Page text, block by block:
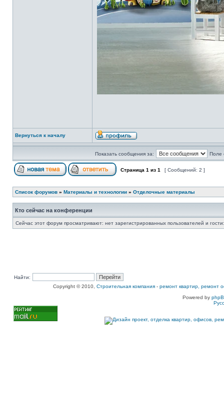
Вернуться к началу
Показать сообщения за: Поле
Страница 1 из 1 [ Сообщений: 2 ]
Список форумов » Материалы и технологии » Отделочные материалы
Кто сейчас на конференции
Сейчас этот форум просматривают: нет зарегистрированных пользователей и
Найти:
Copyright © 2010, Строительная компания - ремонт квартир, ремонт
Powered by